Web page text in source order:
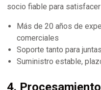
socio fiable para
Más de 20 años de
comerciales
Soporte tanto para
Suministro estable,
4.